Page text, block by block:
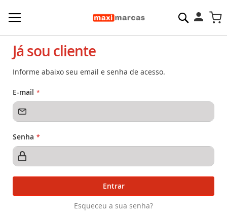
Pesquisa
Já sou cliente
Informe abaixo seu email e senha de acesso.
E-mail
Senha
Entrar
Esqueceu a sua senha?